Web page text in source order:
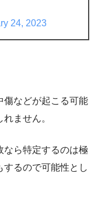
24, 2023
傷などが起こる可能
ません。
なら特定するのは極
るので可能性とし